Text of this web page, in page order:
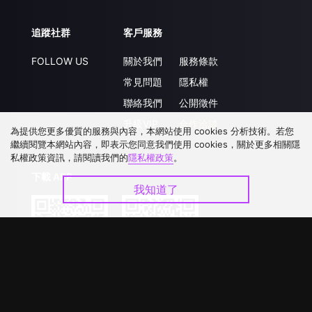
追蹤社群
FOLLOW US
客戶服務
關於我們
常見問題
聯絡我們
服務條款
隱私權
公開徵件
下載 APP
為提供您更多優質的服務與內容，本網站使用 cookies 分析技術。若您
繼續閱覽本網站內容，即表示您同意我們使用 cookies，關於更多相關隱
私權政策資訊，請閱讀我們的隱私權政策。
我知道了